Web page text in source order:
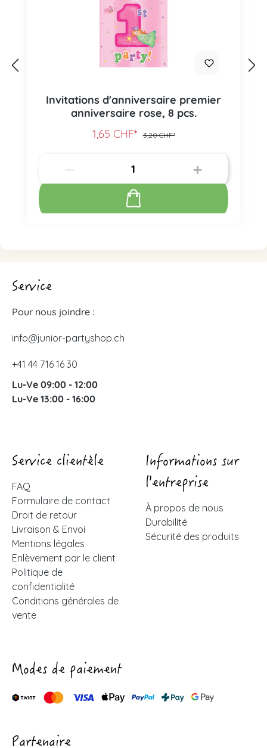
Invitations d'anniversaire premier
anniversaire rose, 8 pcs.
1,65 CHF*
3,20 CHF*
Service
Pour nous joindre :
info@junior-partyshop.ch
+41 44 716 16 30
Lu-Ve 09:00 - 12:00
Lu-Ve 13:00 - 16:00
Service clientèle
FAQ
Formulaire de contact
Droit de retour
Livraison & Envoi
Mentions légales
Enlèvement par le client
Politique de
confidentialité
Conditions générales de
vente
Informations sur
l'entreprise
À propos de nous
Durabilité
Sécurité des produits
Modes de paiement
Partenaire